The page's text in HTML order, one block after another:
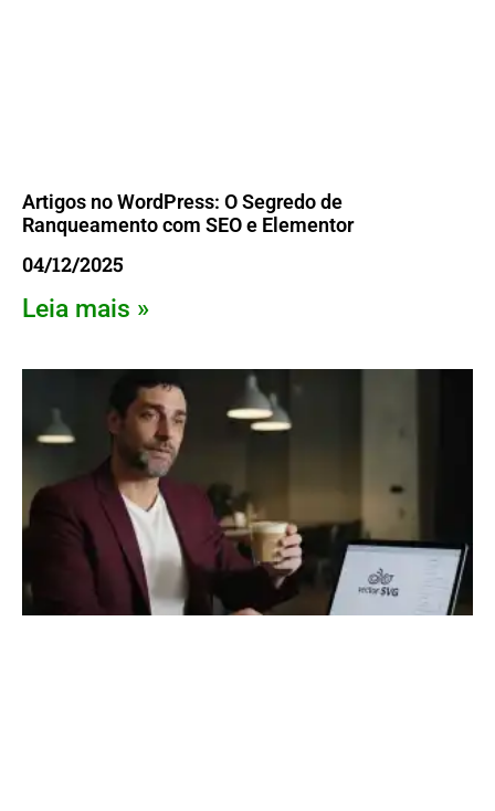
Artigos no WordPress: O Segredo de
Ranqueamento com SEO e Elementor
04/12/2025
Leia mais »